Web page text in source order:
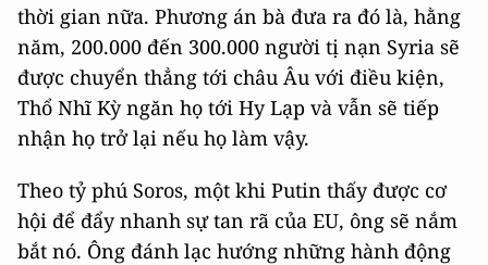
thời gian nữa. Phương án bà đưa ra đó là, hằng
năm, 200.000 đến 300.000 người tị nạn Syria sẽ
được chuyển thẳng tới châu Âu với điều kiện,
Thổ Nhĩ Kỳ ngăn họ tới Hy Lạp và vẫn sẽ tiếp
nhận họ trở lại nếu họ làm vậy.
Theo tỷ phú Soros, một khi Putin thấy được cơ
hội để đẩy nhanh sự tan rã của EU, ông sẽ nắm
bắt nó. Ông đánh lạc hướng những hành động